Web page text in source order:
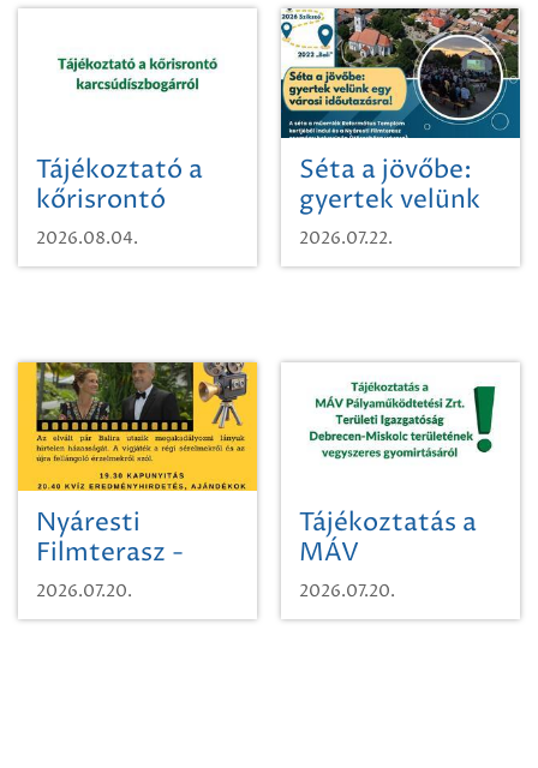
Tájékoztató a
kőrisrontó
karcsúdíszbogárról
2026.08.04.
Séta a jövőbe:
gyertek velünk
egy városi
időutazásra!
2026.07.22.
Nyáresti
Filmterasz -
Beugró a
Paradicsomba
2026.07.20.
Tájékoztatás a
MÁV
Pályaműködtetési
Zrt. Területi
2026.07.20.